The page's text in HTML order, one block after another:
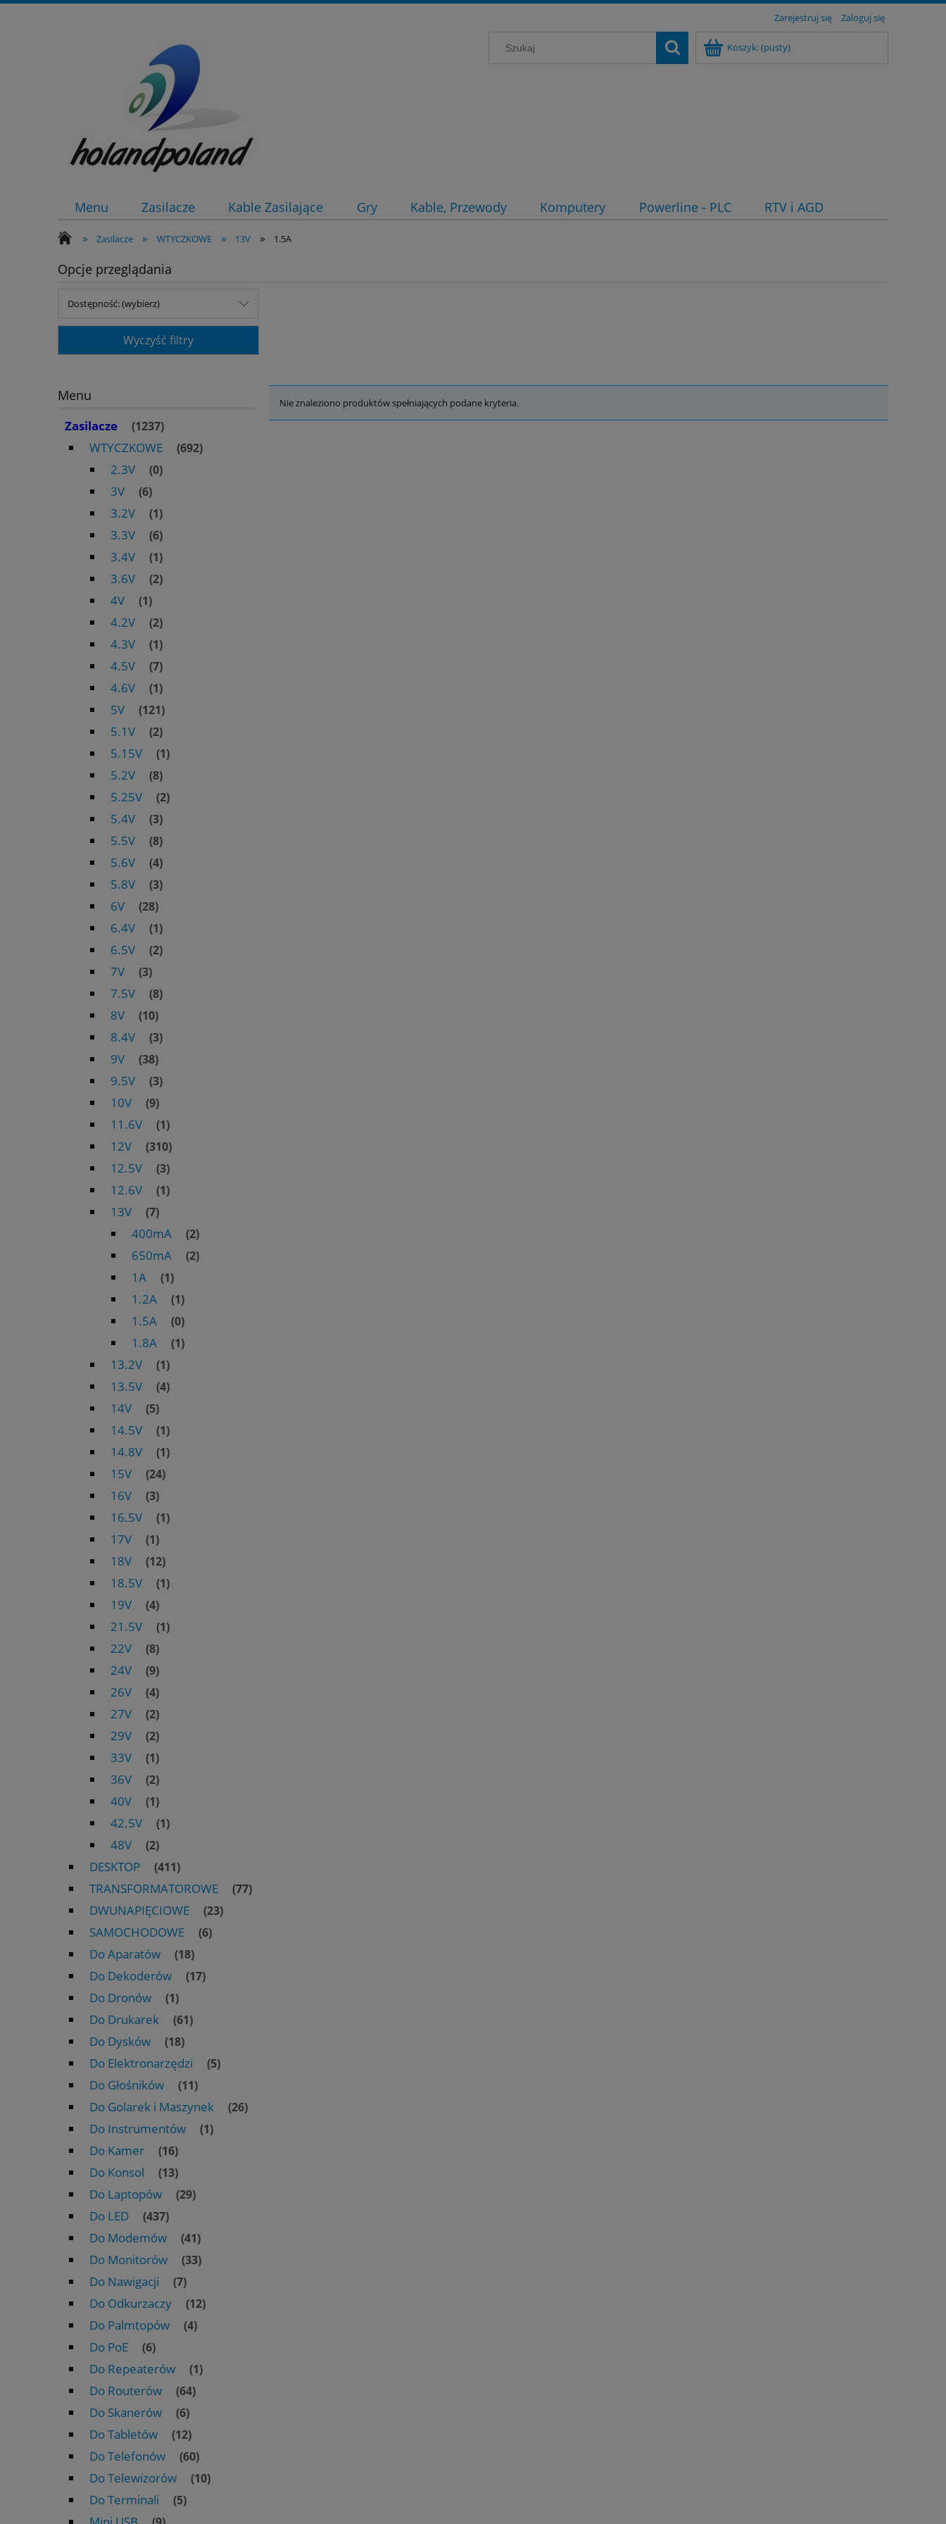
Zarejestruj się Zaloguj się
Koszyk:(pusty)
Menu Zasilacze Kable Zasilające Gry Kable, Przewody Komputery Powerline - PLC RTV i AGD
» Zasilacze » WTYCZKOWE » 13V » 1.5A
Opcje przeglądania
Dostępność: (wybierz)
Wyczyść filtry
Menu
Zasilacze
(1237)
WTYCZKOWE (692)
2.3V (0)
3V (6)
3.2V (1)
3.3V (6)
3.4V (1)
3.6V (2)
4V (1)
4.2V (2)
4.3V (1)
4.5V (7)
4.6V (1)
5V (121)
5.1V (2)
5.15V (1)
5.2V (8)
5.25V (2)
5.4V (3)
5.5V (8)
5.6V (4)
5.8V (3)
6V (28)
6.4V (1)
6.5V (2)
7V (3)
7.5V (8)
8V (10)
8.4V (3)
9V (38)
9.5V (3)
10V (9)
11.6V (1)
12V (310)
12.5V (3)
12.6V (1)
13V (7)
400mA (2)
650mA (2)
1A (1)
1.2A (1)
1.5A (0)
1.8A (1)
13.2V (1)
13.5V (4)
14V (5)
14.5V (1)
14.8V (1)
15V (24)
16V (3)
16.5V (1)
17V (1)
18V (12)
18.5V (1)
19V (4)
21.5V (1)
22V (8)
24V (9)
26V (4)
27V (2)
29V (2)
33V (1)
36V (2)
40V (1)
42.5V (1)
48V (2)
DESKTOP (411)
TRANSFORMATOROWE (77)
DWUNAPIĘCIOWE (23)
SAMOCHODOWE (6)
Do Aparatów (18)
Do Dekoderów (17)
Do Dronów (1)
Do Drukarek (61)
Do Dysków (18)
Do Elektronarzędzi (5)
Do Głośników (11)
Do Golarek i Maszynek (26)
Do Instrumentów (1)
Do Kamer (16)
Do Konsol (13)
Do Laptopów (29)
Do LED (437)
Do Modemów (41)
Do Monitorów (33)
Do Nawigacji (7)
Do Odkurzaczy (12)
Do Palmtopów (4)
Do PoE (6)
Do Repeaterów (1)
Do Routerów (64)
Do Skanerów (6)
Do Tabletów (12)
Do Telefonów (60)
Do Telewizorów (10)
Do Terminali (5)
Nie znaleziono produktów spełniających podane kryteria.